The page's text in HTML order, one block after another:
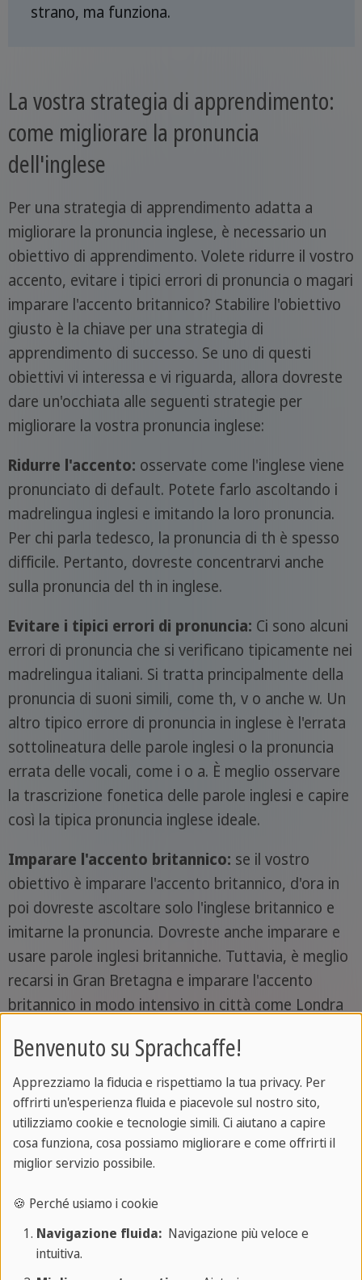
strano, ma funziona.
La vostra strategia di apprendimento:
come migliorare la pronuncia
dell'inglese
Per una strategia di apprendimento adatta a
migliorare la pronuncia inglese, è necessario un
obiettivo di apprendimento. Volete ridurre il vostro
accento, evitare i tipici errori di pronuncia o magari
imparare l'accento britannico? Stabilire l'obiettivo
giusto è la chiave per una strategia di
apprendimento di successo. Se uno di questi
obiettivi vi interessa e vi riguarda, allora dovreste
dare un'occhiata alle seguenti strategie per
migliorare la vostra pronuncia inglese:
Ridurre l'accento: osservate come l'inglese viene
pronunciato di default. Potete farlo ascoltando i
madrelingua inglesi e imitando la loro pronuncia.
Per chi parla tedesco, la pronuncia di th è spesso
difficile. Pertanto, dovreste concentrarvi anche
sulla pronuncia del th in inglese.
Evitare i tipici errori di pronuncia: Ci sono alcuni
errori di pronuncia che si verificano tipicamente nei
madrelingua italiani. Si tratta principalmente della
pronuncia di suoni simili, come th, v o anche w. Un
altro tipico errore di pronuncia in inglese è l'errata
sottolineatura delle parole inglesi o la pronuncia
errata delle vocali, come i o a. È meglio osservare
la trascrizione fonetica delle parole inglesi e capire
così la tipica pronuncia inglese ideale.
Imparare l'accento britannico: se il vostro
obiettivo è imparare l'accento britannico, d'ora in
poi dovreste ascoltare solo l'inglese britannico e
imitarne la pronuncia. Dovreste anche imparare e
usare parole inglesi britanniche. Tuttavia, è meglio
recarsi in Gran Bretagna e imparare l'accento
britannico in modo intensivo in città come Londra
Gli obiettivi e le strategie di apprendimento sopra
menzionati sono solo un esempio di come
affrontare una strategia di apprendimento
dell'inglese per migliorare la pronuncia inglese. La
cosa migliore è ottenere un feedback
madrelingua che vi aiutino a identificare i vostri
errori di pronuncia inglese.
Benvenuto su Sprachcaffe!
Apprezziamo la fiducia e rispettiamo la tua privacy. Per
offrirti un'esperienza fluida e piacevole sul nostro sito,
utilizziamo cookie e tecnologie simili. Ci aiutano a capire
cosa funziona, cosa possiamo migliorare e come offrirti il
miglior servizio possibile.
🍪 Perché usiamo i cookie
Navigazione fluida:Navigazione più veloce e
intuitiva.